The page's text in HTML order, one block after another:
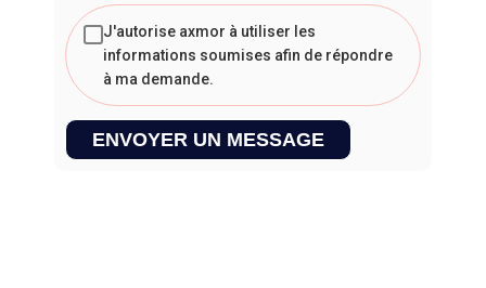
J'autorise axmor à utiliser les
informations soumises afin de répondre
à ma demande.
ENVOYER UN MESSAGE